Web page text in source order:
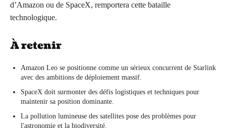
d’Amazon ou de SpaceX, remportera cette bataille
technologique.
À retenir
Amazon Leo se positionne comme un sérieux concurrent de Starlink
avec des ambitions de déploiement massif.
SpaceX doit surmonter des défis logistiques et techniques pour
maintenir sa position dominante.
La pollution lumineuse des satellites pose des problèmes pour
l'astronomie et la biodiversité.